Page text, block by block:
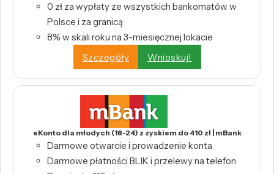
0 zł za wypłaty ze wszystkich bankomatów w
Polsce i za granicą
8% w skali roku na 3-miesięcznej lokacie
Szczegóły
Wnioskuj!
eKonto dla młodych (18-24) z zyskiem do 410 zł | mBank
Darmowe otwarcie i prowadzenie konta
Darmowe płatności BLIK i przelewy na telefon